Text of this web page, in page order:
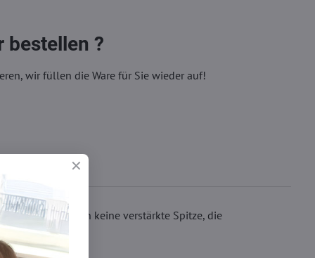
bestellen ?
wir füllen die Ware für Sie wieder auf!
haben keine verstärkte Spitze, die